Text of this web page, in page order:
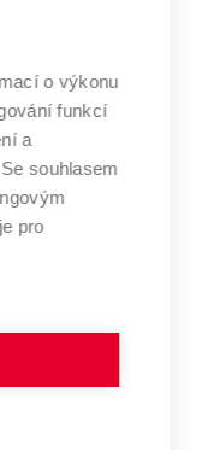
učení
o výkonu
funkcí
a
souhlasem
pro